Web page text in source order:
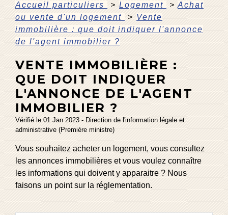
Accueil particuliers > Logement > Achat
ou vente d'un logement
> Vente
immobilière : que doit indiquer l'annonce
de l'agent immobilier ?
VENTE IMMOBILIÈRE :
QUE DOIT INDIQUER
L'ANNONCE DE L'AGENT
IMMOBILIER ?
Vérifié le 01 Jan 2023 - Direction de l'information légale et
administrative (Première ministre)
Vous souhaitez acheter un logement, vous consultez
les annonces immobilières et vous voulez connaître
les informations qui doivent y apparaitre ? Nous
faisons un point sur la réglementation.